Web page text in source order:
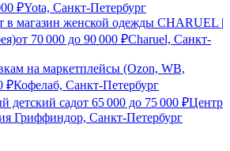
₽Yota, Санкт-Петербург
в магазин женской одежды CHARUEL |
от 70 000 до 90 000 ₽Charuel, Санкт-
на маркетплейсы (Ozon, WB,
₽Кофелаб, Санкт-Петербург
детский садот 65 000 до 75 000 ₽Центр
Гриффиндор, Санкт-Петербург